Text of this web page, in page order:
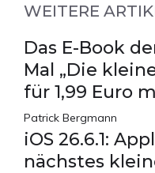
WEITERE
Das E-Book
Mal „Die
für 1,99 Euro
Patrick Bergmann
iOS 26.6.1:
nächstes